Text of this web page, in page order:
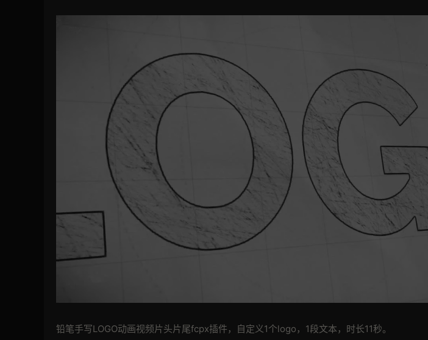
铅笔手写LOGO动画视频片头片尾fcpx插件，自定义1个logo，1段文本，时长11秒。